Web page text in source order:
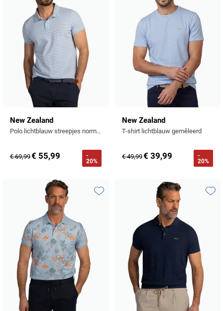
New Zealand
Polo lichtblauw streepjes normale fit
€ 69,99€ 55,99
-
20%
New Zealand
T-shirt lichtblauw gemêleerd
€ 49,99€ 39,99
-
20%
Toevoegen aan favorieten